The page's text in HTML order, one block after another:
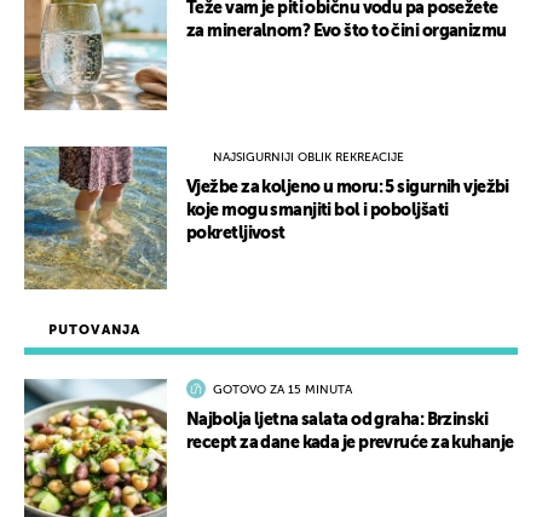
PUTOVANJA
GOTOVO ZA 15 MINUTA
Najbolja ljetna salata od graha: Brzinski
recept za dane kada je prevruće za kuhanje
Teže vam je piti običnu vodu pa posežete
za mineralnom? Evo što to čini organizmu
NAJSIGURNIJI OBLIK REKREACIJE
Vježbe za koljeno u moru: 5 sigurnih vježbi
koje mogu smanjiti bol i poboljšati
pokretljivost